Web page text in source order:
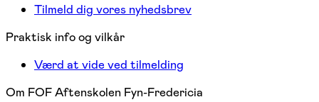
Tilmeld dig vores nyhedsbrev
Praktisk info og vilkår
Værd at vide ved tilmelding
Om FOF Aftenskolen Fyn-Fredericia